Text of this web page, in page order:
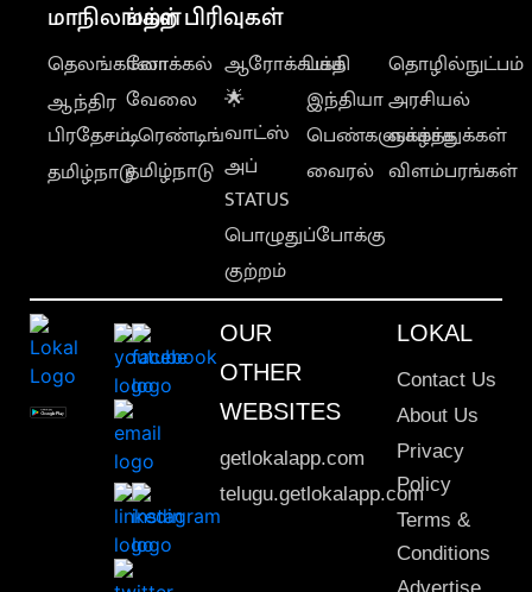
மாநிலங்கள்
தெலங்கானா
ஆந்திர
பிரதேசம்
தமிழ்நாடு
மற்ற பிரிவுகள்
லோக்கல்
வேலை
டிரெண்டிங்
தமிழ்நாடு
ஆரோக்கியம்
🌟
வாட்ஸ்
அப்
STATUS
பொழுதுப்போக்கு
குற்றம்
பக்தி
இந்தியா
பெண்களுக்காக
வைரல்
தொழில்நுட்பம்
அரசியல்
வாழ்த்துக்கள்
விளம்பரங்கள்
OUR
OTHER
WEBSITES
getlokalapp.com
telugu.getlokalapp.com
LOKAL
Contact Us
About Us
Privacy
Policy
Terms &
Conditions